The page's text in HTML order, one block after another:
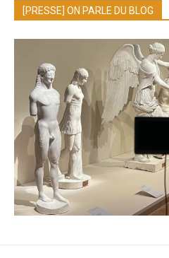
[PRESSE] ON PARLE DU BLOG